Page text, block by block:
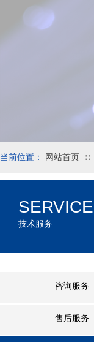
当前位置： 网站首页 ∷
SERVICE
技术服务
咨询服务
售后服务